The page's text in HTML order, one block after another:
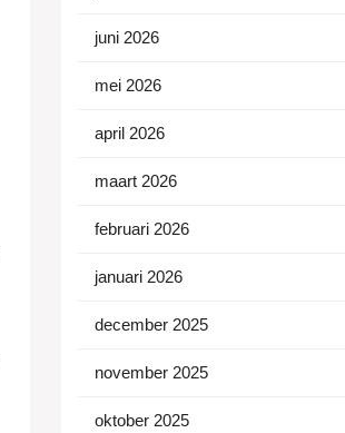
juni 2026
mei 2026
april 2026
maart 2026
februari 2026
januari 2026
december 2025
november 2025
oktober 2025